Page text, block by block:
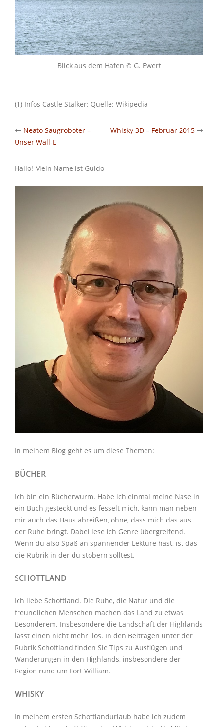
Blick aus dem Hafen © G. Ewert
(1) Infos Castle Stalker: Quelle: Wikipedia
Post
Neato Saugroboter –
Unser Wall-E
Whisky 3D – Februar 2015
Hallo! Mein Name ist Guido
In meinem Blog geht es um diese Themen:
BÜCHER
Ich bin ein Bücherwurm. Habe ich einmal meine Nase in
ein Buch gesteckt und es fesselt mich, kann man neben
mir auch das Haus abreißen, ohne, dass mich das aus
der Ruhe bringt. Dabei lese ich Genre übergreifend.
Wenn du also Spaß an spannender Lektüre hast, ist das
die Rubrik in der du stöbern solltest.
SCHOTTLAND
Ich liebe Schottland. Die Ruhe, die Natur und die
freundlichen Menschen machen das Land zu etwas
Besonderem. Insbesondere die Landschaft der Highlands
lässt einen nicht mehr los. In den Beiträgen unter der
Rubrik Schottland finden Sie Tips zu Ausflügen und
Wanderungen in den Highlands, insbesondere der
Region rund um Fort William.
WHISKY
In meinem ersten Schottlandurlaub habe ich zudem